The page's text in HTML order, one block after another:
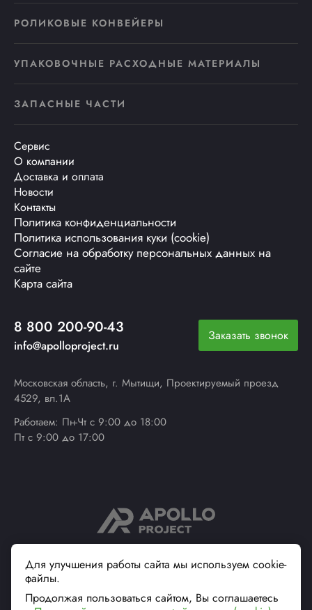
РОЛИКОВЫЕ КОНВЕЙЕРЫ
УПАКОВОЧНЫЕ РАСХОДНЫЕ МАТЕРИАЛЫ
ЗАПАСНЫЕ ЧАСТИ
современной упаковки
Сервис
О компании
Доставка и оплата
Новости
Контакты
Политика конфиденциальности
Политика использования куки (cookie)
Согласие на обработку персональных данных на
сайте
Карта сайта
8 800 200-90-43
info@apolloproject.ru
Заказать звонок
Московская область, г. Мытищи, Проектируемый проезд
4529, вл.1А
Работаем: Пн-Чт с 9:00 до 18:00
Пт с 9:00 до 17:00
Для улучшения работы сайта мы используем cookie-
файлы.
Продолжая пользоваться сайтом, Вы соглашаетесь